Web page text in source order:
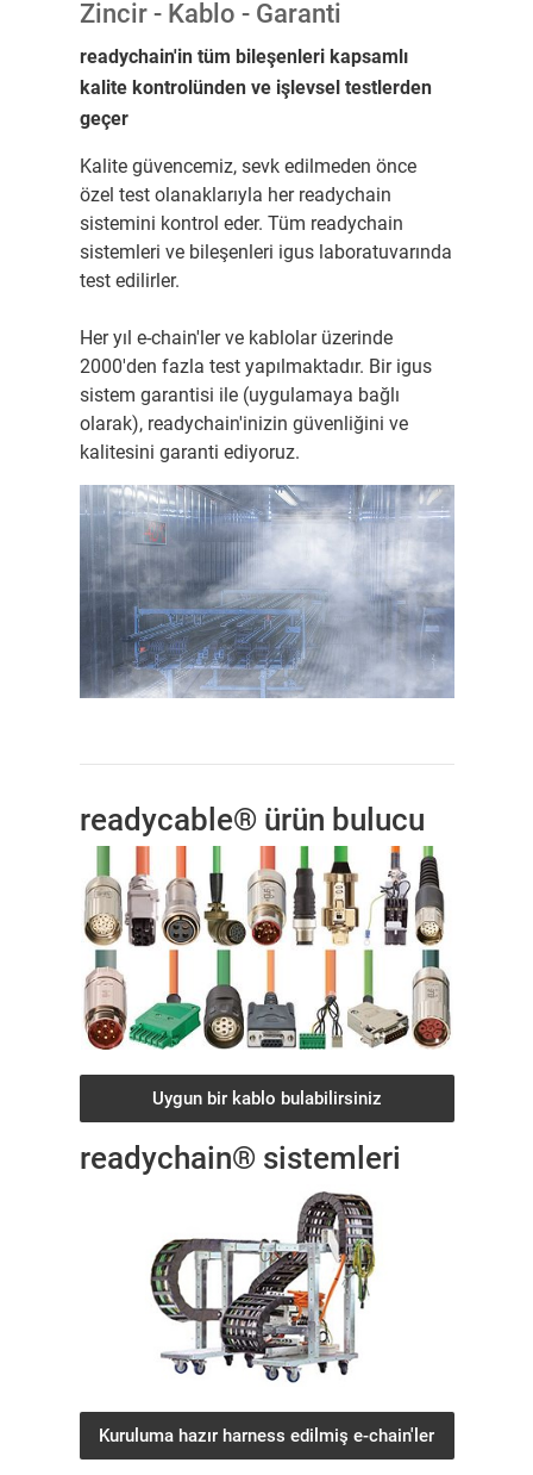
Zincir - Kablo - Garanti
readychain'in tüm bileşenleri kapsamlı
kalite kontrolünden ve işlevsel testlerden
geçer
Kalite güvencemiz, sevk edilmeden önce
özel test olanaklarıyla her readychain
sistemini kontrol eder. Tüm readychain
sistemleri ve bileşenleri igus laboratuvarında
test edilirler.
Her yıl e-chain'ler ve kablolar üzerinde
2000'den fazla test yapılmaktadır. Bir igus
sistem garantisi ile (uygulamaya bağlı
olarak), readychain'inizin güvenliğini ve
kalitesini garanti ediyoruz.
readycable® ürün bulucu
Uygun bir kablo bulabilirsiniz
readychain® sistemleri
Kuruluma hazır harness edilmiş e-chain'ler